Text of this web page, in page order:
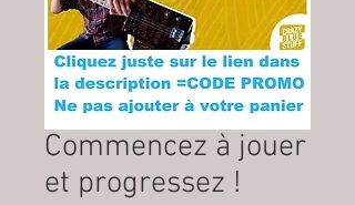
Commencez à jouer
et progressez !